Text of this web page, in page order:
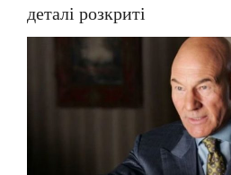
деталі розкриті